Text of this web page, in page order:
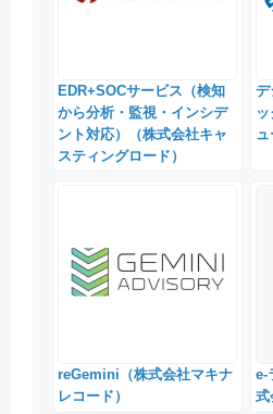
EDR+SOCサービス（検知
から分析・監視・インシデ
ント対応）（株式会社キャ
スティングロード）
デ
reGemini（株式会社マキナ
レコード）
e-
式